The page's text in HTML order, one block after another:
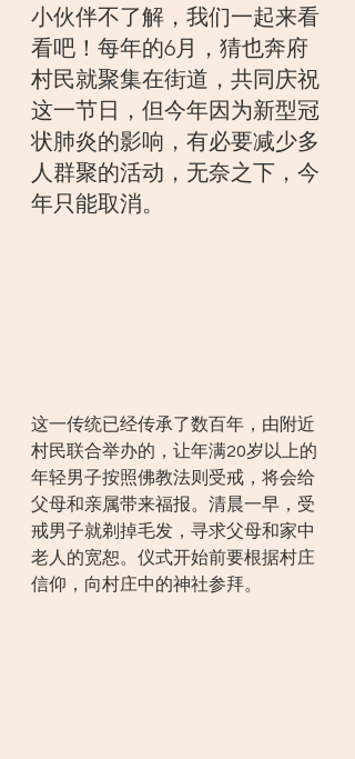
小伙伴不了解，我们一起来看
看吧！每年的6月，猜也奔府
村民就聚集在街道，共同庆祝
这一节日，但今年因为新型冠
状肺炎的影响，有必要减少多
人群聚的活动，无奈之下，今
年只能取消。
这一传统已经传承了数百年，由附近
村民联合举办的，让年满20岁以上的
年轻男子按照佛教法则受戒，将会给
父母和亲属带来福报。清晨一早，受
戒男子就剃掉毛发，寻求父母和家中
老人的宽恕。仪式开始前要根据村庄
信仰，向村庄中的神社参拜。